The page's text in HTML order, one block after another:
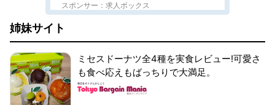
スポンサー：求人ボックス
姉妹サイト
ミセスドーナツ全4種を実食レビュー!可愛さ
も食べ応えもばっちりで大満足。